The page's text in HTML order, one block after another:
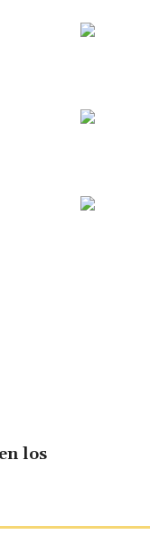
los